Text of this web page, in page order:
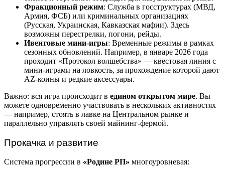
Фракционный режим: Служба в госструктурах (МВД,
Армия, ФСБ) или криминальных организациях
(Русская, Украинская, Кавказская мафии). Здесь
возможны перестрелки, погони, рейды.
Ивентовые мини-игры: Временные режимы в рамках
сезонных обновлений. Например, в январе 2026 года
проходит «Протокол волшебства» — квестовая линия с
мини-играми на ловкость, за прохождение которой дают
AZ-коины и редкие аксессуары.
Важно: вся игра происходит в едином открытом мире. Вы
можете одновременно участвовать в нескольких активностях
— например, стоять в лавке на Центральном рынке и
параллельно управлять своей майнинг-фермой.
Прокачка и развитие
Система прогрессии в «Родине РП» многоуровневая: